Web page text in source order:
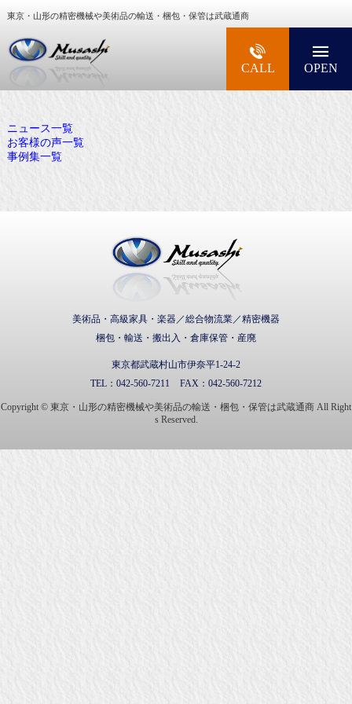
東京・山形の精密機械や美術品の輸送・梱包・保管は武蔵通商
大型精密機械・美術品・高級楽器の梱包・輸送
CALL OPEN
ニュース一覧
お客様の声一覧
事例集一覧
美術品・高級家具・楽器／総合物流業／精密機器
梱包・輸送・搬出入・倉庫保管・産廃
東京都武蔵村山市伊奈平1-24-2
TEL： 042-560-7211 FAX： 042-560-7212
Copyright © 東京・山形の精密機械や美術品の輸送・梱包・保管は武蔵通商 All Right
s Reserved.